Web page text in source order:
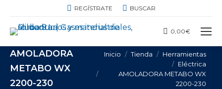
REGÍSTRATE BUSCAR:
BUSCAR
0,00€
AMOLADORA
METABO WX
2200-230
Estás aquí:
Inicio Tienda
Herramientas
Eléctrica
AMOLADORA METABO WX
2200-230